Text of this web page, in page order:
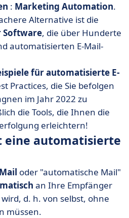
: Marketing Automation.
Alternative ist die
Software, die über Hunderte
automatisierten E-Mail-
für automatisierte E-
Practices, die Sie befolgen
im Jahr 2022 zu
die Tools, die Ihnen die
erleichtern!
automatisierte
oder "automatische Mail"
an Ihre Empfänger
d. h. von selbst, ohne
müssen.